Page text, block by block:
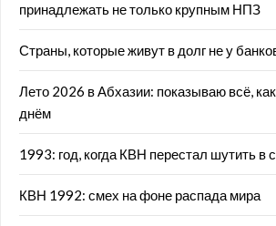
принадлежать не только крупным НПЗ
Страны, которые живут в долг не у
Лето 2026 в Абхазии: показываю всё,
днём
1993: год, когда КВН перестал шутить в
КВН 1992: смех на фоне распада мира